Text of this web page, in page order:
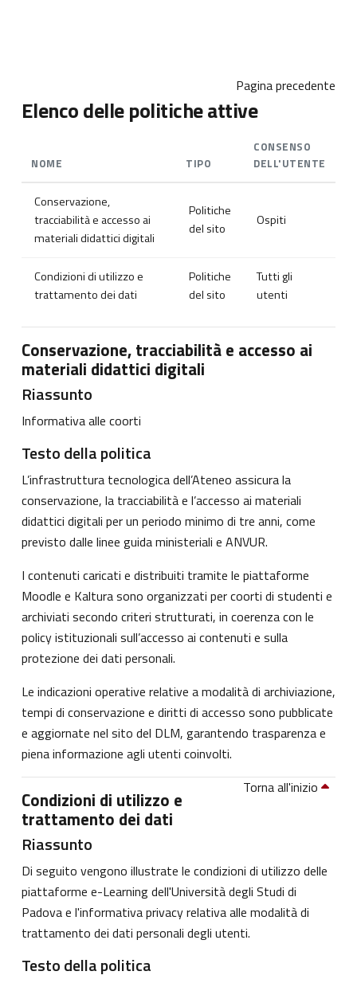
Pagina precedente
Elenco delle politiche attive
NOME TIPO
CONSENSO
DELL'UTENTE
Conservazione,
tracciabilità e accesso ai
materiali didattici digitali
Politiche
del sito
Ospiti
Condizioni di utilizzo e
trattamento dei dati
Politiche
del sito
Tutti gli
utenti
Conservazione, tracciabilità e accesso ai
materiali didattici digitali
Riassunto
Informativa alle coorti
Testo della politica
L’infrastruttura tecnologica dell’Ateneo assicura la
conservazione, la tracciabilità e l’accesso ai materiali
didattici digitali per un periodo minimo di tre anni, come
previsto dalle linee guida ministeriali e ANVUR.
I contenuti caricati e distribuiti tramite le piattaforme
Moodle e Kaltura sono organizzati per coorti di studenti e
archiviati secondo criteri strutturati, in coerenza con le
policy istituzionali sull’accesso ai contenuti e sulla
protezione dei dati personali.
Le indicazioni operative relative a modalità di archiviazione,
tempi di conservazione e diritti di accesso sono pubblicate
e aggiornate nel sito del DLM, garantendo trasparenza e
piena informazione agli utenti coinvolti.
Torna all'inizio
Condizioni di utilizzo e
trattamento dei dati
Riassunto
Di seguito vengono illustrate le condizioni di utilizzo delle
piattaforme e-Learning dell'Università degli Studi di
Padova e l'informativa privacy relativa alle modalità di
trattamento dei dati personali degli utenti.
Testo della politica